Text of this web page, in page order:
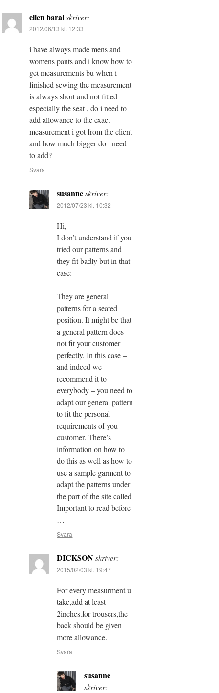
ellen baral skriver:
2012/06/13 kl. 12:33
i have always made mens and
womens pants and i know how to
get measurements bu when i
finished sewing the measurement
is always short and not fitted
especially the seat , do i need to
add allowance to the exact
measurement i got from the client
and how much bigger do i need
to add?
Svara
susanne skriver:
2012/07/23 kl. 10:32
Hi,
I don’t understand if you
tried our patterns and
they fit badly but in that
case:
They are general
patterns for a seated
position. It might be that
a general pattern does
not fit your customer
perfectly. In this case –
and indeed we
recommend it to
everybody – you need to
adapt our general pattern
to fit the personal
requirements of you
customer. There’s
information on how to
do this as well as how to
use a sample garment to
adapt the patterns under
the part of the site called
Important to read before
…
Svara
DICKSON skriver:
2015/02/03 kl. 19:47
For every measurment u
take,add at least
2inches.for trousers,the
back should be given
more allowance.
Svara
susanne
skriver: